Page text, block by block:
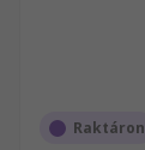
Raktáron